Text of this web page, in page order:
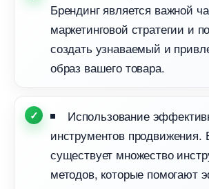
Брендинг является важной
маркетинговой стратегии и
создать узнаваемый и
образ вашего товара.
Использование
инструментов продвижения.
существует множество
методов, которые помогают